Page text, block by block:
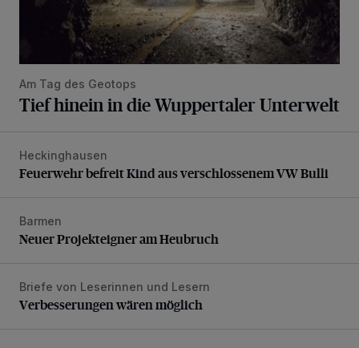
Am Tag des Geotops
Tief hinein in die Wuppertaler Unterwelt
Feuerwehr befreit Kind aus verschlossenem VW Bulli
Heckinghausen
Feuerwehr befreit Kind aus verschlossenem VW Bulli
Neuer Projekteigner am Heubruch
Barmen
Neuer Projekteigner am Heubruch
Verbesserungen wären möglich
Briefe von Leserinnen und Lesern
Verbesserungen wären möglich